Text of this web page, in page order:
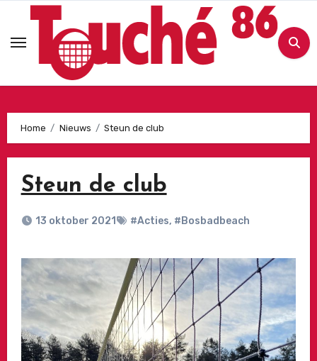
de
Home Nieuws Steun de club
Steun de club
13 oktober 2021 #Acties, #Bosbadbeach